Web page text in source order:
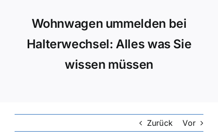
Motorradversicherung
Wohnwagen ummelden bei
Halterwechsel: Alles was Sie
wissen müssen
Zurück Vor